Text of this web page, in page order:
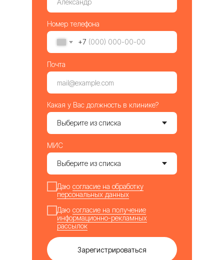
Номер телефона
+7
Почта
Какая у Вас должность в клинике?
МИС
Даю согласие на обработку
персональных данных
Даю согласие на получение
информационно-рекламных
рассылок
Зарегистрироваться